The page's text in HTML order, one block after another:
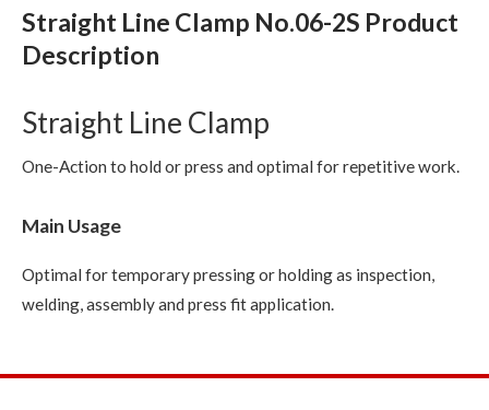
Straight Line Clamp No.06-2S Product
Description
Straight Line Clamp
One-Action to hold or press and optimal for repetitive work.
Main Usage
Optimal for temporary pressing or holding as inspection,
welding, assembly and press fit application.